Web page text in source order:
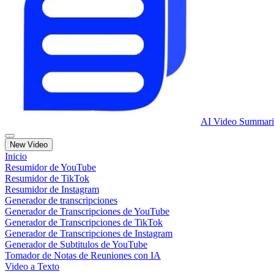
AI Video
New Video
Inicio
Resumidor de YouTube
Resumidor de TikTok
Resumidor de Instagram
Generador de transcripciones
Generador de Transcripciones de YouTube
Generador de Transcripciones de TikTok
Generador de Transcripciones de Instagram
Generador de Subtitulos de YouTube
Tomador de Notas de Reuniones con IA
Video a Texto